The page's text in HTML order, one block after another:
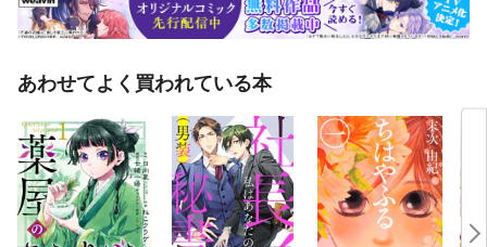
あわせてよく買われている本